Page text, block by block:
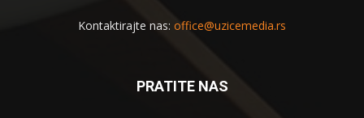
Kontaktirajte nas: office@uzicemedia.rs
PRATITE NAS